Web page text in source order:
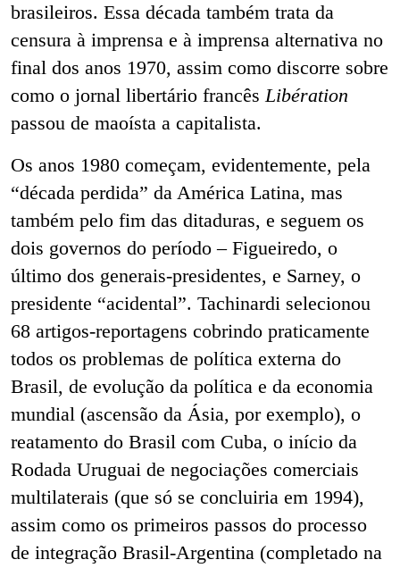
brasileiros. Essa década também trata da
censura à imprensa e à imprensa alternativa no
final dos anos 1970, assim como discorre sobre
como o jornal libertário francêsLibération
passou de maoísta a capitalista.
Os anos 1980 começam, evidentemente, pela
“década perdida” da América Latina, mas
também pelo fim das ditaduras, e seguem os
dois governos do período – Figueiredo, o
último dos generais-presidentes, e Sarney, o
presidente “acidental”. Tachinardi selecionou
68 artigos-reportagens cobrindo praticamente
todos os problemas de política externa do
Brasil, de evolução da política e da economia
mundial (ascensão da Ásia, por exemplo), o
reatamento do Brasil com Cuba, o início da
Rodada Uruguai de negociações comerciais
multilaterais (que só se concluiria em 1994),
assim como os primeiros passos do processo
de integração Brasil-Argentina (completado na